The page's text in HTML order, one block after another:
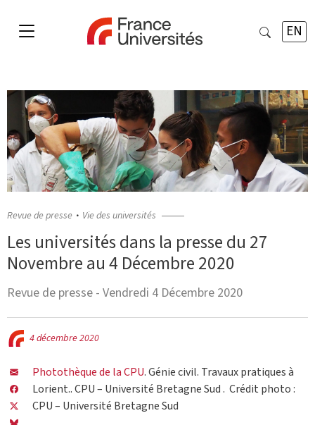
EN
Revue de presse Vie des universités
Revue de presse - Vendredi 4 Décembre 2020
Les universités dans la presse du 27
Novembre au 4 Décembre 2020
4 décembre 2020
Photothèque de la CPU. Génie civil. Travaux pratiques à
Lorient.. CPU – Université Bretagne Sud . Crédit photo :
CPU – Université Bretagne Sud